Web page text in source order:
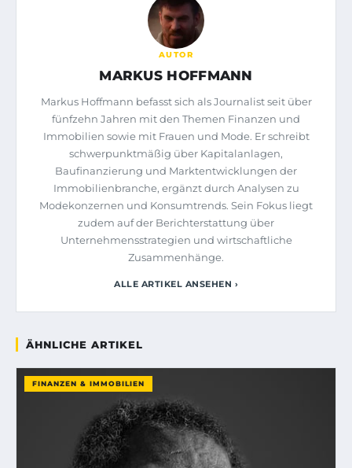
AUTOR
MARKUS HOFFMANN
Markus Hoffmann befasst sich als Journalist seit über
fünfzehn Jahren mit den Themen Finanzen und
Immobilien sowie mit Frauen und Mode. Er schreibt
schwerpunktmäßig über Kapitalanlagen,
Baufinanzierung und Marktentwicklungen der
Immobilienbranche, ergänzt durch Analysen zu
Modekonzernen und Konsumtrends. Sein Fokus liegt
zudem auf der Berichterstattung über
Unternehmensstrategien und wirtschaftliche
Zusammenhänge.
ALLE ARTIKEL ANSEHEN ›
ÄHNLICHE ARTIKEL
FINANZEN & IMMOBILIEN